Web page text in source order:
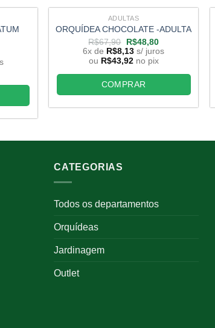
ADULTAS
ORQUÍDEA CHOCOLATE -ADULTA
R$67,90 O
preço
original
era:
R$67,90.
R$48,80O
preço
atual
é:
R$48,80.
6x de R$8,13 s/ juros
ou R$43,92 no pix
COMPRAR
CATEGORIAS
Todos os departamentos
Orquídeas
Jardinagem
Outlet